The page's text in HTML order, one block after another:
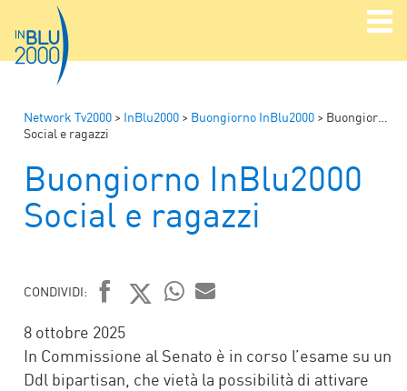
Network Tv2000 > InBlu2000 > Buongiorno InBlu2000 > Buongiorno InBlu2000
Social e ragazzi
Buongiorno InBlu2000
Social e ragazzi
CONDIVIDI:
FACEBOOK
TWITTER
8 ottobre 2025
In Commissione al Senato è in corso l’esame su un
Ddl bipartisan, che vietà la possibilità di attivare